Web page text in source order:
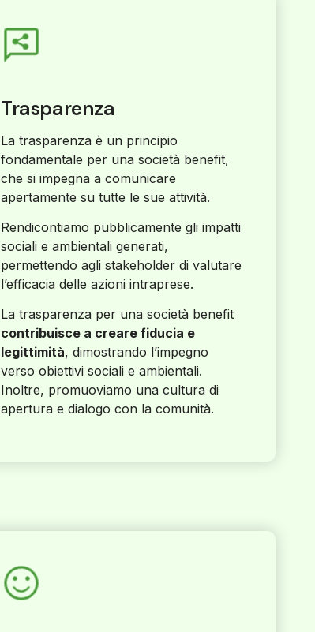
Trasparenza
La trasparenza è un principio
fondamentale per una società benefit,
che si impegna a comunicare
apertamente su tutte le sue attività.
Rendicontiamo pubblicamente gli impatti
sociali e ambientali generati,
permettendo agli stakeholder di valutare
l’efficacia delle azioni intraprese.
La trasparenza per una società benefit
contribuisce a creare fiducia e
legittimità, dimostrando l’impegno
verso obiettivi sociali e ambientali.
Inoltre, promuoviamo una cultura di
apertura e dialogo con la comunità.